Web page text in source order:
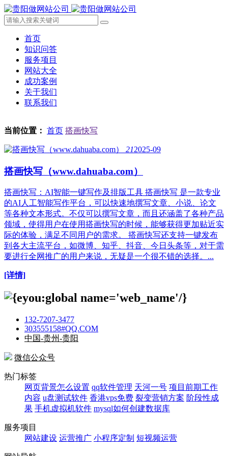
首页
知识问答
服务项目
网站大全
成功案例
关于我们
联系我们
当前位置： 首页 搭画快写
212025-09
搭画快写（www.dahuaba.com）
搭画快写：AI智能一键写作及排版工具 搭画快写 是一款专业
的AI人工智能写作平台，可以快速地撰写文章、小说、论文
等各种文本形式。不仅可以撰写文章，而且还涵盖了各种产品
领域，使得用户在使用搭画快写的时候，能够获得更加贴近实
际的体验，满足不同用户的需求。 搭画快写还支持一键发布
到各大主流平台，如微博、知乎、抖音、今日头条等，对于需
要进行全网推广的用户来说，无疑是一个很不错的选择。...
[详情]
132-7207-3477
303555158#QQ.COM
中国-贵州-贵阳
微信公众号
热门标签
网页背景怎么设置 qq软件管理 天河一号 项目前期工作
内容 u盘测试软件 香港vps免费 裂变营销方案 阶段性成
果 手机虚拟机软件 mysql如何创建数据库
服务项目
网站建设 运营推广 小程序定制 短视频运营